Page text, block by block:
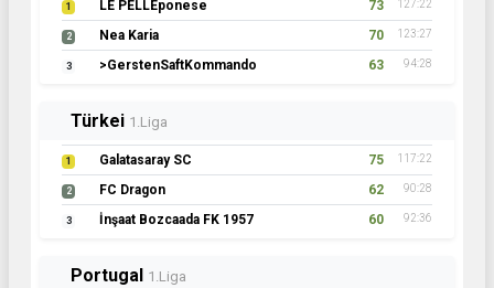
1 LE PELLEponese 73 127:22
2 Nea Karia 70 123:27
3 >GerstenSaftKommando 63 94:28
Türkei 1.Liga
1 Galatasaray SC 75 117:22
2 FC Dragon 62 90:28
3 İnşaat Bozcaada FK 1957 60 92:36
Portugal 1.Liga